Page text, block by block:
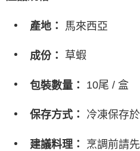
產地： 馬來西亞
成份： 草蝦
包裝數量： 10尾 / 盒
保存方式： 冷凍保存
建議料理：
烹調前請